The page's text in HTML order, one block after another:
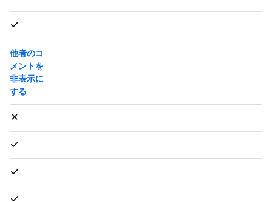
他者のコ
メントを
非表示に
する